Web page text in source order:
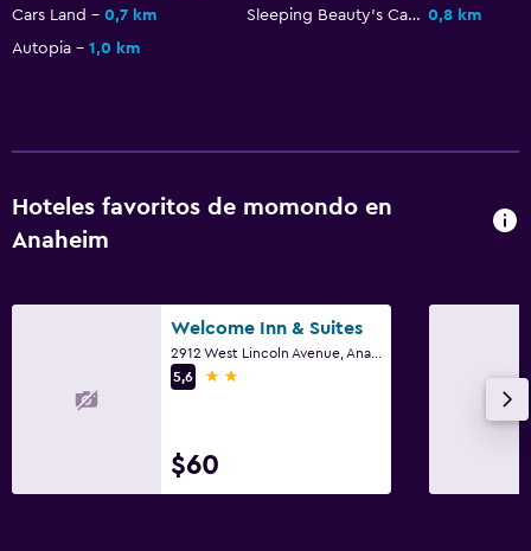
General
Secador de pelo
Gimnasio
Cars Land
0,7 km Sleeping Beauty's Castle 0,8 km
Autopia
1,0 km
Hoteles favoritos de momondo en
Anaheim
Welcome Inn & Suites
5,6
2 estrellas
$60